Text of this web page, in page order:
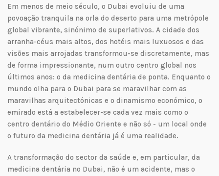
Em menos de meio século, o Dubai evoluiu de uma
povoação tranquila na orla do deserto para uma metrópole
global vibrante, sinónimo de superlativos. A cidade dos
arranha-céus mais altos, dos hotéis mais luxuosos e das
visões mais arrojadas transformou-se discretamente, mas
de forma impressionante, num outro centro global nos
últimos anos: o da medicina dentária de ponta. Enquanto o
mundo olha para o Dubai para se maravilhar com as
maravilhas arquitectónicas e o dinamismo económico, o
emirado está a estabelecer-se cada vez mais como o
centro dentário do Médio Oriente e não só - um local onde
o futuro da medicina dentária já é uma realidade.
A transformação do sector da saúde e, em particular, da
medicina dentária no Dubai, não é um acidente, mas o